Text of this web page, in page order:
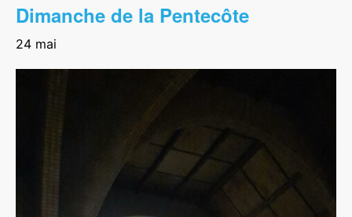
Dimanche de la Pentecôte
24 mai